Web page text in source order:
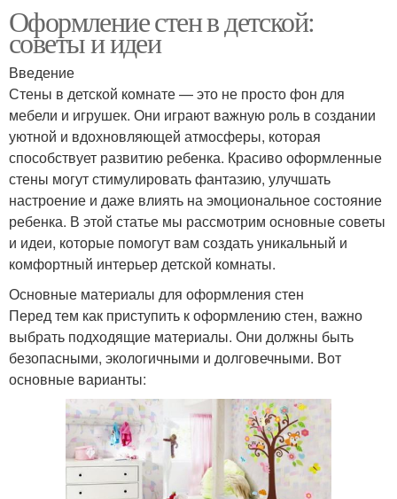
Оформление стен в детской:
советы и идеи
Введение
Стены в детской комнате — это не просто фон для
мебели и игрушек. Они играют важную роль в создании
уютной и вдохновляющей атмосферы, которая
способствует развитию ребенка. Красиво оформленные
стены могут стимулировать фантазию, улучшать
настроение и даже влиять на эмоциональное состояние
ребенка. В этой статье мы рассмотрим основные советы
и идеи, которые помогут вам создать уникальный и
комфортный интерьер детской комнаты.
Основные материалы для оформления стен
Перед тем как приступить к оформлению стен, важно
выбрать подходящие материалы. Они должны быть
безопасными, экологичными и долговечными. Вот
основные варианты: